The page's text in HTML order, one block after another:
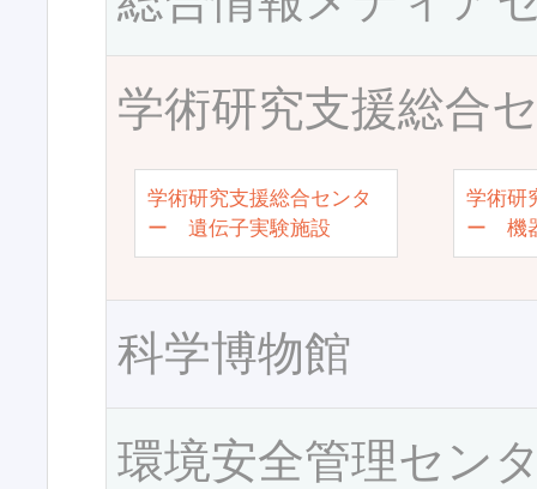
学術研究支援総合
学術研究支援総合センタ
ー 遺伝子実験施設
学術研
ー 機
科学博物館
環境安全管理セン